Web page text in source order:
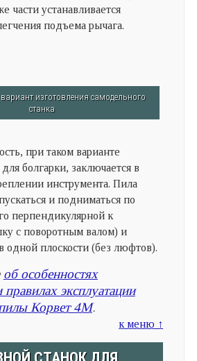
части устанавливается
подъема рычага.
изготовления самодельного
станка
при таком варианте
болгарки, заключается в
инструмента. Пила
и подниматься по
перпендикулярной к
с поворотным валом) и
одной плоскости (без люфтов).
об особенностях
эксплуатации
Корвет 4М.
к меню ↑